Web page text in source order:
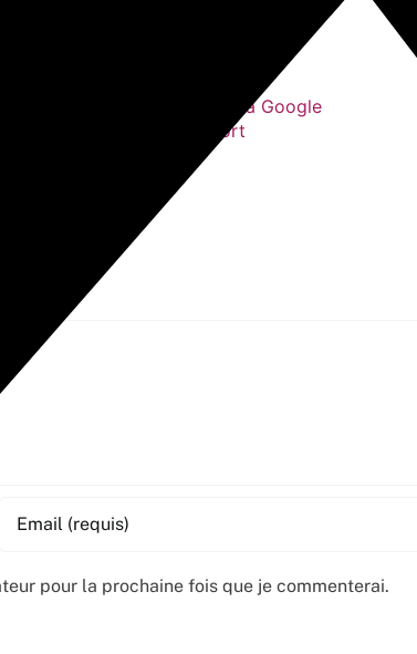
+ Ajouter à mon Agenda Google
+ iCal / Outlook export
pour la prochaine fois que je commenterai.